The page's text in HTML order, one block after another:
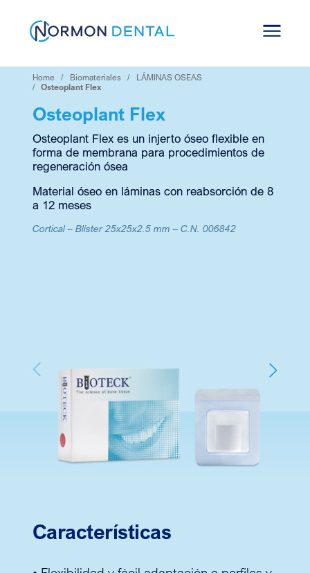
content
Home Biomateriales
LÁMINAS OSEAS
Osteoplant Flex
Osteoplant Flex
Osteoplant Flex es un injerto óseo flexible en
forma de membrana para procedimientos de
regeneración ósea
Material óseo en láminas con reabsorción de 8
a 12 meses
Cortical – Blíster 25x25x2.5 mm – C.N. 006842
Next
Características